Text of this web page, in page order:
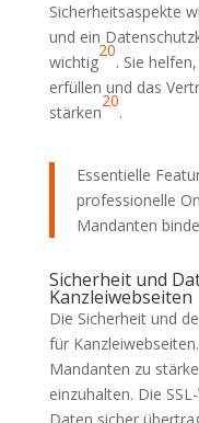
Sicherheitsaspekte
und ein
wichtig
20
. Sie
erfüllen und das
stärken
20
.
Essentielle
professionelle
Mandanten
Sicherheit und
Kanzleiwebseiten
Die Sicherheit und
für
Mandanten zu
einzuhalten. Die